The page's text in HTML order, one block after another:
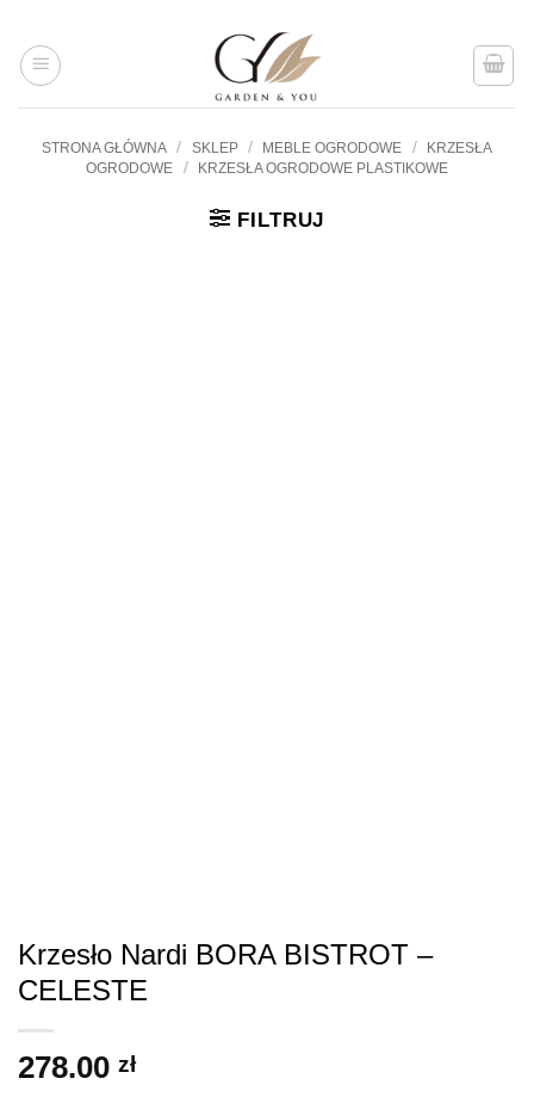
treści
STRONA GŁÓWNA / SKLEP / MEBLE OGRODOWE /
KRZESŁA
OGRODOWE
/ KRZESŁA OGRODOWE PLASTIKOWE
FILTRUJ
Krzesło Nardi BORA BISTROT –
CELESTE
278.00 zł